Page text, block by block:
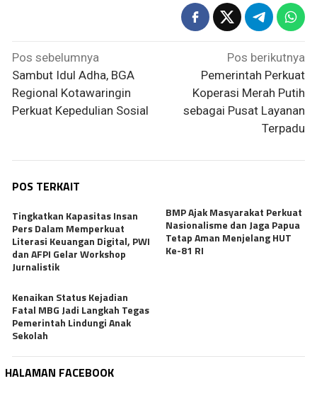
Navigasi
pos
Pos sebelumnya
Sambut Idul Adha, BGA
Regional Kotawaringin
Perkuat Kepedulian Sosial
Pos berikutnya
Pemerintah Perkuat
Koperasi Merah Putih
sebagai Pusat Layanan
Terpadu
POS TERKAIT
Tingkatkan Kapasitas Insan
Pers Dalam Memperkuat
Literasi Keuangan Digital, PWI
dan AFPI Gelar Workshop
Jurnalistik
BMP Ajak Masyarakat Perkuat
Nasionalisme dan Jaga Papua
Tetap Aman Menjelang HUT
Ke-81 RI
Kenaikan Status Kejadian
Fatal MBG Jadi Langkah Tegas
Pemerintah Lindungi Anak
Sekolah
HALAMAN FACEBOOK